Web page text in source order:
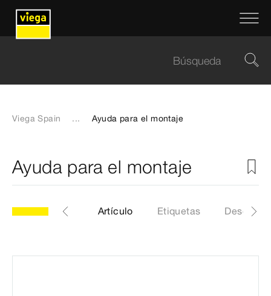
Viega Spain ... Ayuda para el montaje
Ayuda para el montaje
modelo 6161.96 Artículo Etiquetas